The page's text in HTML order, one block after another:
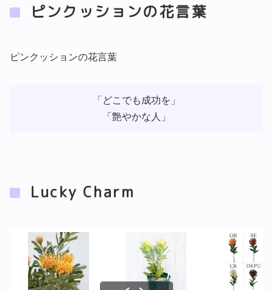
ピンクッションの花言葉
ピンクッションの花言葉
「どこでも成功を」
「艶やかな人」
Lucky Charm